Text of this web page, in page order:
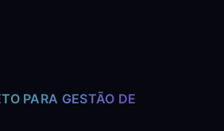
PARA GESTÃO DE